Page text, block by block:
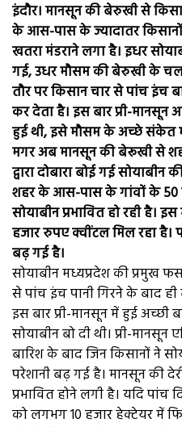
इंदौर। मानसून की बेरुखी से
के आस-पास के ज्यादातर किसानों
खतरा मंडराने लगा है। इधर
गई, उधर मौसम की बेरुखी के
तौर पर किसान चार से पांच इंच
कर देता है। इस बार प्री-मानसून
हुई थी, इसे मौसम के अच्छे संकेत
मगर अब मानसून की बेरूखी से
द्वारा दोबारा बोई गई
शहर के आस-पास के गांवों के 50
सोयाबीन प्रभावित हो रही है।
हजार रुपए क्वींटल मिल रहा
बढ़ गई है।
सोयाबीन मध्यप्रदेश की प्रमुख
से पांच इंच पानी गिरने के बाद
इस बार प्री-मानसून में हुई अच्छी
सोयाबीन बो दी थी। प्री-मानसून
बारिश के बाद जिन किसानों ने
परेशानी बढ़ गई है। मानसून की
प्रभावित होने लगी है। यदि पांच
को लगभग 10 हजार हेक्टेयर में